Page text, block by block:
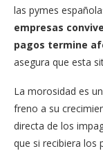
las pymes
empresas
pagos termine
asegura que esta
La morosidad es
freno a su
directa de los
que si recibiera los